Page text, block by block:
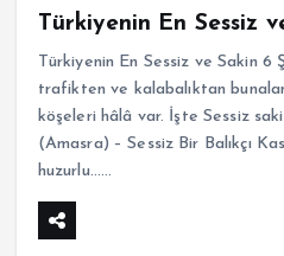
Türkiyenin En Sessiz
Türkiyenin En Sessiz ve Sakin 6
trafikten ve kalabalıktan
köşeleri hâlâ var. İşte Sessiz
(Amasra) – Sessiz Bir Balıkçı
huzurlu……